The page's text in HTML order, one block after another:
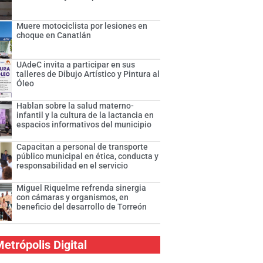
Muere motociclista por lesiones en
choque en Canatlán
UAdeC invita a participar en sus
talleres de Dibujo Artístico y Pintura al
Óleo
Hablan sobre la salud materno-
infantil y la cultura de la lactancia en
espacios informativos del municipio
Capacitan a personal de transporte
público municipal en ética, conducta y
responsabilidad en el servicio
Miguel Riquelme refrenda sinergia
con cámaras y organismos, en
beneficio del desarrollo de Torreón
Digital